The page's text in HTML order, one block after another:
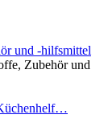
und -hilfsmittel
Zubehör und